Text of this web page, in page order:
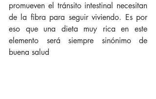
promueven el tránsito intestinal necesitan
de la fibra para seguir viviendo. Es por
eso que una dieta muy rica en este
elemento será siempre sinónimo de
buena salud